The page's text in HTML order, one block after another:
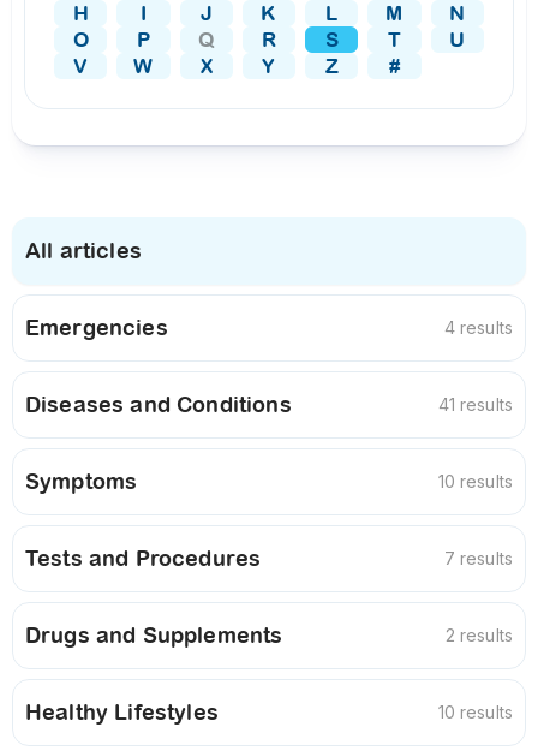
H
I J K L M
N
O
P Q R S T
U
V
W X Y Z #
All articles
Emergencies 4 results
Diseases and Conditions 41 results
Symptoms 10 results
Tests and Procedures 7 results
Drugs and Supplements 2 results
Healthy Lifestyles 10 results